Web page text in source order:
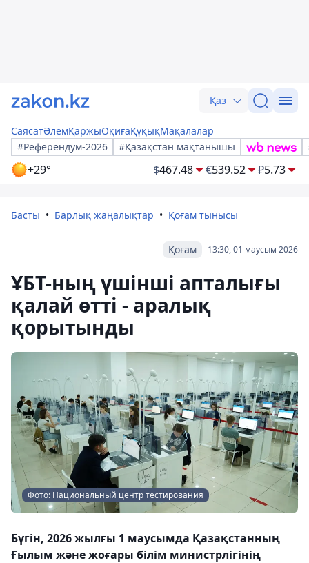
Қаз
СаясатӘлемҚаржыОқиғаҚұқықМақалалар
#Референдум-2026
#Қазақстан мақтанышы
+29° $467.48 €539.52 ₽5.73
Басты Барлық жаңалықтар Қоғам тынысы
13:30, 01 маусым 2026
Қоғам
ҰБТ-ның үшінші апталығы
қалай өтті - аралық
қорытынды
Фото: Национальный центр тестирования
Бүгін, 2026 жылғы 1 маусымда Қазақстанның
Ғылым және жоғары білім министрлігінің